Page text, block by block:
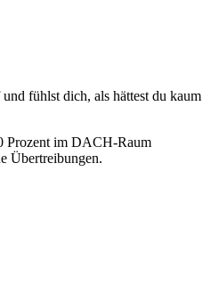
fühlst dich, als hättest du kaum
Prozent im DACH-Raum
Übertreibungen.